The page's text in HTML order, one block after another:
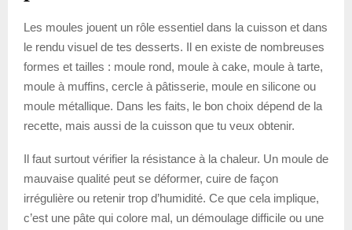
Les moules jouent un rôle essentiel dans la cuisson et dans
le rendu visuel de tes desserts. Il en existe de nombreuses
formes et tailles : moule rond, moule à cake, moule à tarte,
moule à muffins, cercle à pâtisserie, moule en silicone ou
moule métallique. Dans les faits, le bon choix dépend de la
recette, mais aussi de la cuisson que tu veux obtenir.
Il faut surtout vérifier la résistance à la chaleur. Un moule de
mauvaise qualité peut se déformer, cuire de façon
irrégulière ou retenir trop d’humidité. Ce que cela implique,
c’est une pâte qui colore mal, un démoulage difficile ou une